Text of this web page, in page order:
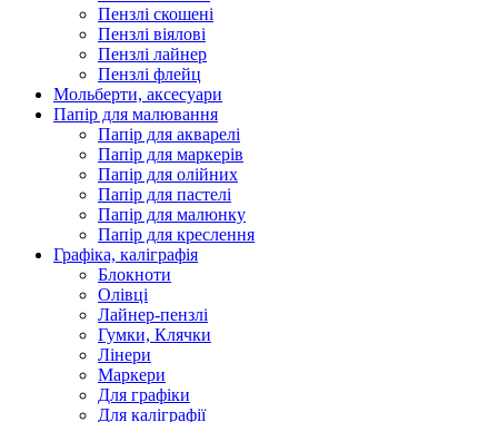
Пензлі скошені
Пензлі віялові
Пензлі лайнер
Пензлі флейц
Мольберти, аксесуари
Папір для малювання
Папір для акварелі
Папір для маркерів
Папір для олійних
Папір для пастелі
Папір для малюнку
Папір для креслення
Графіка, каліграфія
Блокноти
Олівці
Лайнер-пензлі
Гумки, Клячки
Лінери
Маркери
Для графіки
Для каліграфії